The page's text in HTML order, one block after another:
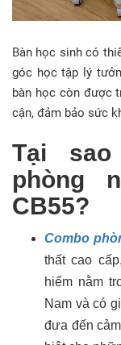
Bàn học sinh có
góc học tập lý
bàn học còn được
cận, đảm bảo sức
Tại
phòng
CB55?
Combo
thất cao
hiếm nằm
Nam và có
đưa đến